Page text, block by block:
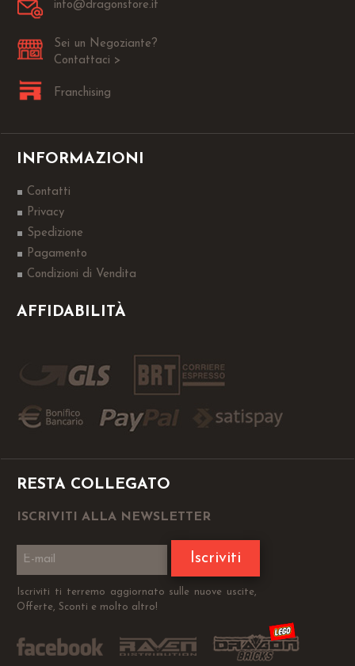
info@dragonstore.it
Sei un Negoziante?
Contattaci >
Franchising
INFORMAZIONI
Contatti
Privacy
Spedizione
Pagamento
Condizioni di Vendita
AFFIDABILITÀ
RESTA COLLEGATO
ISCRIVITI ALLA NEWSLETTER
Iscriviti
Iscriviti ti terremo aggiornato sulle nuove uscite,
Offerte, Sconti e molto altro!